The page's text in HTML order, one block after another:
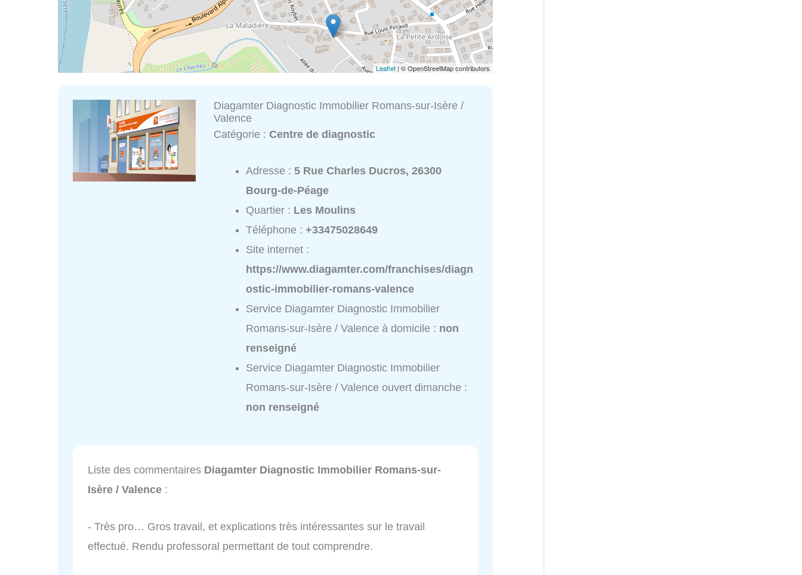
Leaflet | © OpenStreetMap contributors
Diagamter Diagnostic Immobilier Romans-sur-Isère /
Valence
Catégorie :Centre de diagnostic
Adresse :5 Rue Charles Ducros, 26300
Bourg-de-Péage
Quartier : Les Moulins
Téléphone :+33475028649
Site internet :
https://www.diagamter.com/franchises/diagn
ostic-immobilier-romans-valence
Service Diagamter Diagnostic Immobilier
Romans-sur-Isère / Valence à domicile : non
renseigné
Service Diagamter Diagnostic Immobilier
Romans-sur-Isère / Valence ouvert dimanche :
non renseigné
Liste des commentaires Diagamter Diagnostic Immobilier Romans-sur-
Isère / Valence :
- Très pro… Gros travail, et explications très intéressantes sur le travail
effectué. Rendu professoral permettant de tout comprendre.